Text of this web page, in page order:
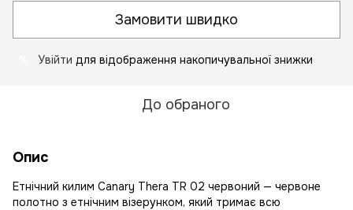
Замовити швидко
Увійти для відображення накопичувальної знижки
До обраного
Опис
Етнічний килим Canary Thera TR 02 червоний — червоне
полотно з етнічним візерунком, який тримає всю